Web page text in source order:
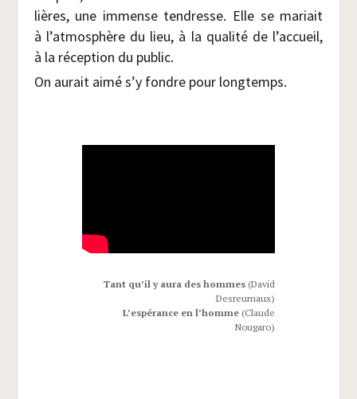
lières, une immense ten­dresse. Elle se mariait
à l’atmosphère du lieu, à la qua­li­té de l’accueil,
à la récep­tion du public.
On aurait aimé s’y fondre pour longtemps.
Tant qu’il y aura des hommes(David
Desreumaux)
L’es­pé­rance en l’homme(Claude
Nougaro)